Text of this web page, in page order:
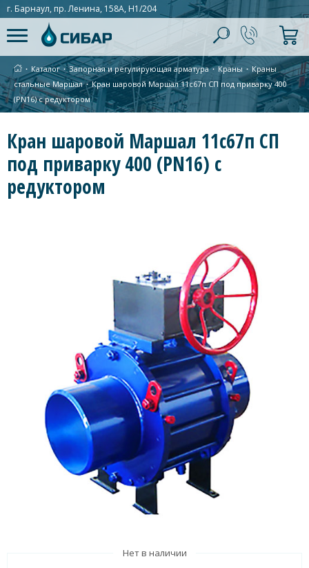
г. Барнаул, пр. Ленина, 158А, Н1/204
∙ Каталог ∙Запорная и регулирующая арматура ∙Краны ∙ Краны
стальные Маршал ∙Кран шаровой Маршал 11с67п СП под приварку 400
(PN16) с редуктором
Кран шаровой Маршал 11с67п СП
под приварку 400 (PN16) с
редуктором
Нет в наличии